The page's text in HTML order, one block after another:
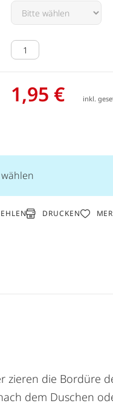
1,95 € inkl.
DRUCKEN
die Bordüre
dem Duschen